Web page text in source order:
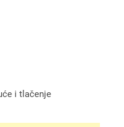
i tlačenje